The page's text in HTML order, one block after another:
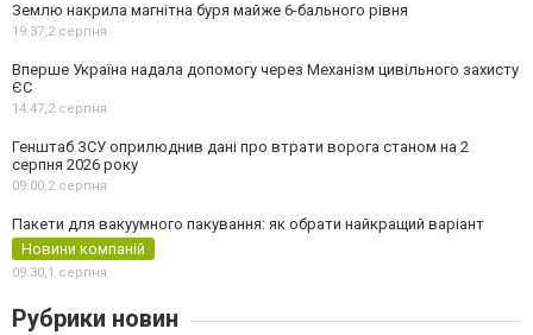
Землю накрила магнітна буря майже 6-бального рівня
19:37,2 серпня
Вперше Україна надала допомогу через Механізм цивільного захисту
ЄС
14:47,2 серпня
Генштаб ЗСУ оприлюднив дані про втрати ворога станом на 2
серпня 2026 року
09:00,2 серпня
Пакети для вакуумного пакування: як обрати найкращий варіант
Новини компаній
09:30,1 серпня
Рубрики новин